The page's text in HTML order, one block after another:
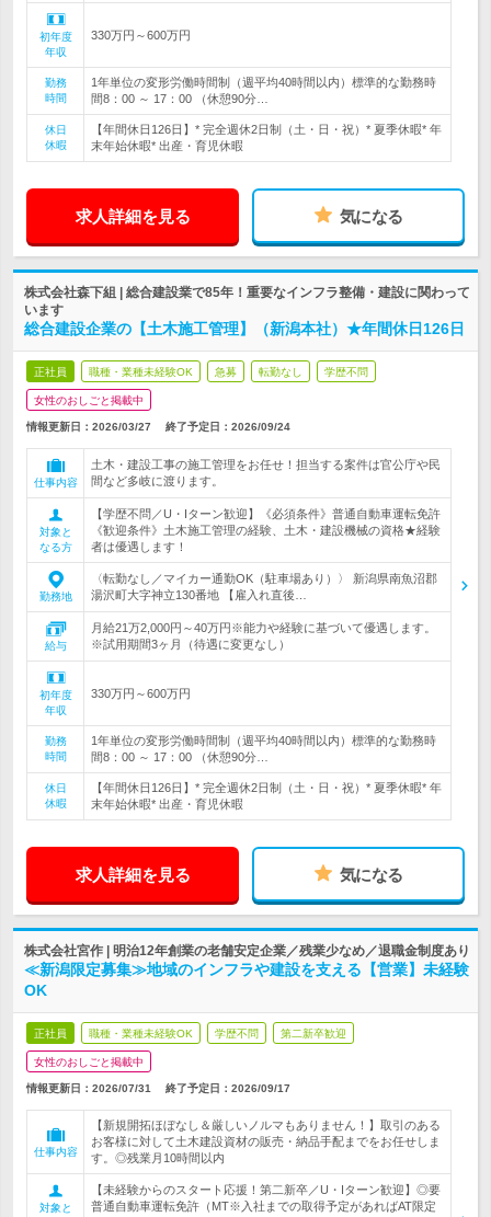
初年度
年収
330万円～600万円
勤務
時間
1年単位の変形労働時間制（週平均40時間以内）標準的な勤務時
間8：00 ～ 17：00 （休憩90分…
休日
休暇
【年間休日126日】* 完全週休2日制（土・日・祝）* 夏季休暇* 年
末年始休暇* 出産・育児休暇
求人詳細を見る 気になる
株式会社森下組 | 総合建設業で85年！重要なインフラ整備・建設に関わって
います
総合建設企業の【土木施工管理】（新潟本社）★年間休日126日
正社員 職種・業種未経験OK 急募 転勤なし 学歴不問
女性のおしごと掲載中
情報更新日：2026/03/27 終了予定日： 2026/09/24
仕事内容
土木・建設工事の施工管理をお任せ！担当する案件は官公庁や民
間など多岐に渡ります。
対象と
なる方
【学歴不問／U・Iターン歓迎】《必須条件》普通自動車運転免許
《歓迎条件》土木施工管理の経験、土木・建設機械の資格★経験
者は優遇します！
勤務地
〈転勤なし／マイカー通勤OK（駐車場あり）〉 新潟県南魚沼郡
湯沢町大字神立130番地 【雇入れ直後…
給与
月給21万2,000円～40万円※能力や経験に基づいて優遇します。
※試用期間3ヶ月（待遇に変更なし）
初年度
年収
330万円～600万円
勤務
時間
1年単位の変形労働時間制（週平均40時間以内）標準的な勤務時
間8：00 ～ 17：00 （休憩90分…
休日
休暇
【年間休日126日】* 完全週休2日制（土・日・祝）* 夏季休暇* 年
末年始休暇* 出産・育児休暇
求人詳細を見る 気になる
株式会社宮作 | 明治12年創業の老舗安定企業／残業少なめ／退職金制度あり
≪新潟限定募集≫地域のインフラや建設を支える【営業】未経験
OK
正社員 職種・業種未経験OK 学歴不問 第二新卒歓迎
女性のおしごと掲載中
情報更新日：2026/07/31 終了予定日： 2026/09/17
仕事内容
【新規開拓ほぼなし＆厳しいノルマもありません！】取引のある
お客様に対して土木建設資材の販売・納品手配までをお任せしま
す。◎残業月10時間以内
対象と
【未経験からのスタート応援！第二新卒／U・Iターン歓迎】◎要
普通自動車運転免許（MT※入社までの取得予定があればAT限定